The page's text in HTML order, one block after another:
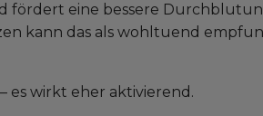
fördert eine bessere
kann das als wohltuend
es wirkt eher aktivierend.